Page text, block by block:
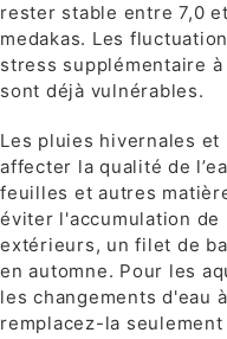
rester stable entre 7,0
medakas. Les
stress supplémentaire
sont déjà vulnérables.
Les pluies hivernales
affecter la qualité de
feuilles et autres
éviter l'accumulation de
extérieurs, un filet de
en automne. Pour les
les changements d'eau
remplacez-la seulement